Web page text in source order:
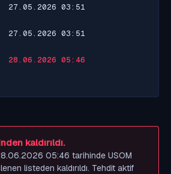
27.05.2026 03:51
27.05.2026 03:51
28.06.2026 05:46
kaldırıldı.
05:46 tarihinde USOM
listeden kaldırıldı. Tehdit aktif